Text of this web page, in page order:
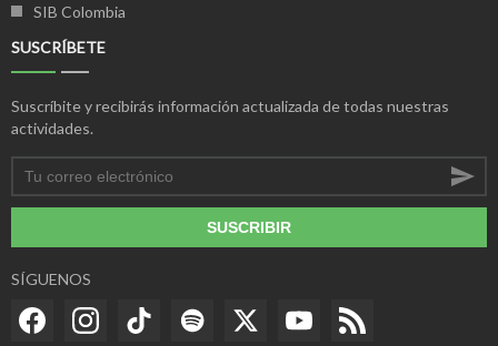
SIB Colombia
SUSCRÍBETE
Suscríbite y recibirás información actualizada de todas nuestras
actividades.
SUSCRIBIR
SÍGUENOS